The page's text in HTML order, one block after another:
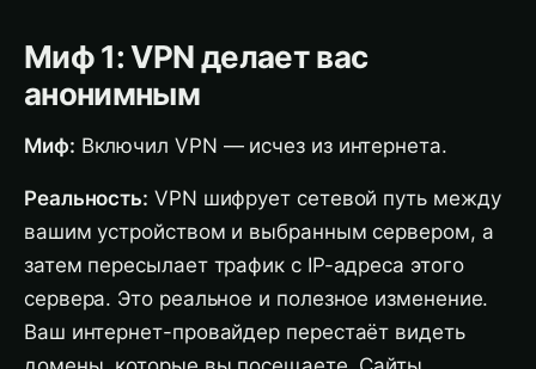
Миф 1: VPN делает вас
анонимным
Миф: Включил VPN — исчез из интернета.
Реальность: VPN шифрует сетевой путь между
вашим устройством и выбранным сервером, а
затем пересылает трафик с IP-адреса этого
сервера. Это реальное и полезное изменение.
Ваш интернет-провайдер перестаёт видеть